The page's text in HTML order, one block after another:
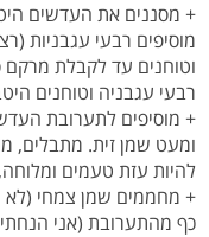
+ מסננים את העדשים
מוסיפים רבעי עגבניות
וטוחנים עד לקבלת מרקם
רבעי עגבניה וטוחנים
+ מוסיפים לתערובת
ומעט שמן זית. מתבלים,
להיות עזת טעמים
+ מחממים שמן צמחי
כף מהתערובת (אני הנחתי